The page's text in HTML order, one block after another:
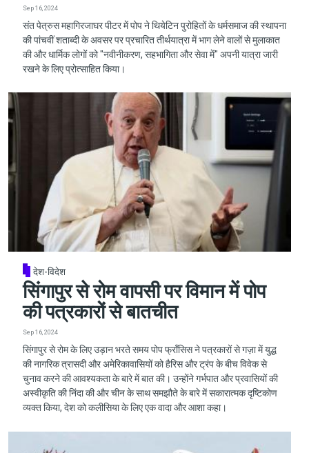
Sep 16, 2024
संत पेत्रुस महागिरजाघर पीटर में पोप ने थियेटिन पुरोहितों के धर्मसमाज की स्थापना
की पांचवीं शताब्दी के अवसर पर प्रचारित तीर्थयात्रा में भाग लेने वालों से मुलाकात
की और धार्मिक लोगों को "नवीनीकरण, सहभागिता और सेवा में" अपनी यात्रा जारी
रखने के लिए प्रोत्साहित किया।
देश-विदेश
सिंगापुर से रोम वापसी पर विमान में पोप
की पत्रकारों से बातचीत
Sep 16, 2024
सिंगापुर से रोम के लिए उड़ान भरते समय पोप फ्राँसिस ने पत्रकारों से गज़ा में युद्ध
की नागरिक त्रासदी और अमेरिकावासियों को हैरिस और ट्रंप के बीच विवेक से
चुनाव करने की आवश्यकता के बारे में बात की। उन्होंने गर्भपात और प्रवासियों की
अस्वीकृति की निंदा की और चीन के साथ समझौते के बारे में सकारात्मक दृष्टिकोण
व्यक्त किया, देश को कलीसिया के लिए एक वादा और आशा कहा।